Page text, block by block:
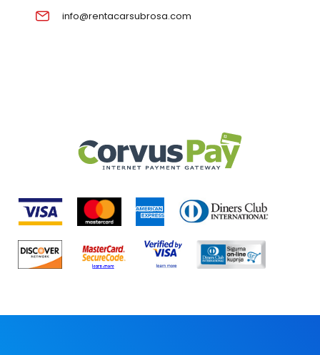
info@rentacarsubrosa.com